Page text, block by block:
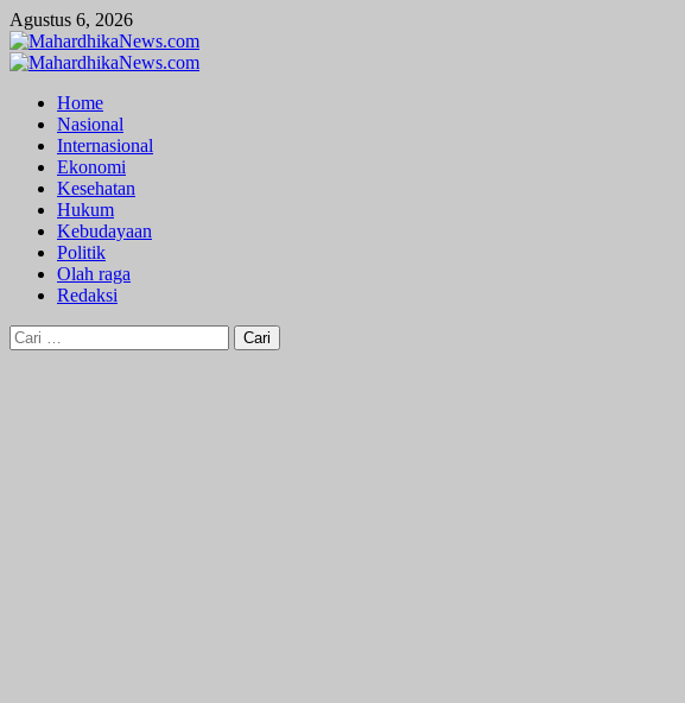
Skip
to
content
Agustus 6, 2026
Primary
Home
Nasional
Internasional
Ekonomi
Kesehatan
Hukum
Kebudayaan
Politik
Olah raga
Redaksi
Cari
untuk: